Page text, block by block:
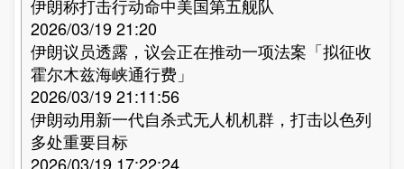
伊朗称打击行动命中美国第五舰队
2026/03/19 21:20
伊朗议员透露，议会正在推动一项法案「拟征收
霍尔木兹海峡通行费」
2026/03/19 21:11:56
伊朗动用新一代自杀式无人机机群，打击以色列
多处重要目标
2026/03/19 17:22:24